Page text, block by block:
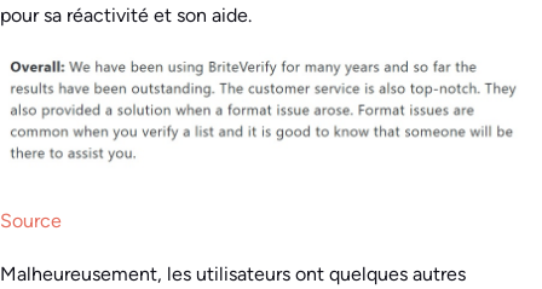
pour sa réactivité et son aide.
Source
Malheureusement, les utilisateurs ont quelques autres